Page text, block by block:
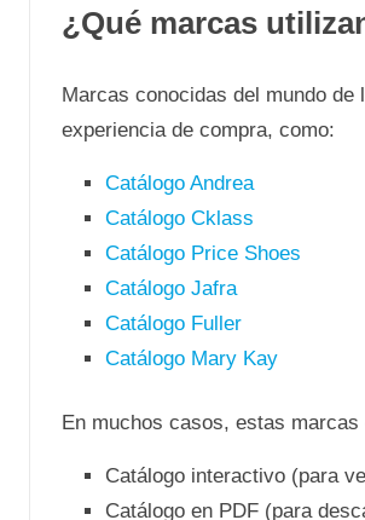
¿Qué marcas
Marcas conocidas del mundo
experiencia de compra, como:
Catálogo Andrea
Catálogo Cklass
Catálogo Price Shoes
Catálogo Jafra
Catálogo Fuller
Catálogo Mary Kay
En muchos casos, estas marcas
Catálogo interactivo (para
Catálogo en PDF (para